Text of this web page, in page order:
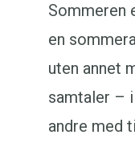
Sommeren
en
uten annet
samtaler –
andre med